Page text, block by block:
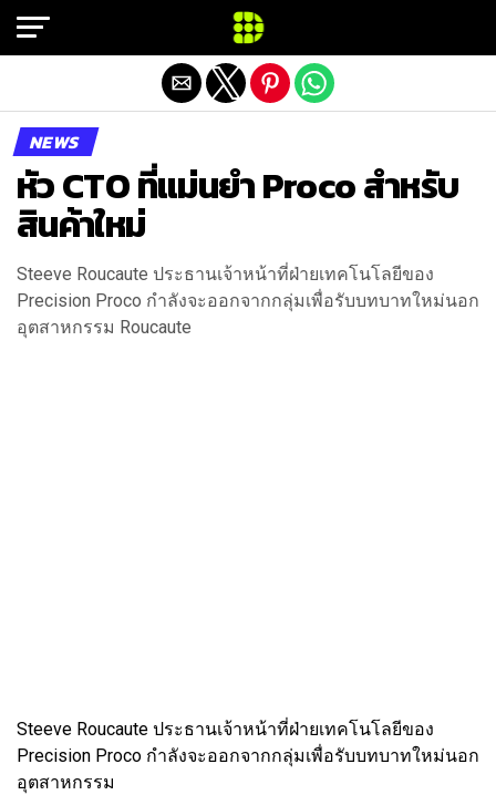
NEWS
หัว CTO ที่แม่นยำ Proco สำหรับ
สินค้าใหม่
Steeve Roucaute ประธานเจ้าหน้าที่ฝ่ายเทคโนโลยีของ
Precision Proco กำลังจะออกจากกลุ่มเพื่อรับบทบาทใหม่นอก
อุตสาหกรรม Roucaute
Steeve Roucaute ประธานเจ้าหน้าที่ฝ่ายเทคโนโลยีของ
Precision Proco กำลังจะออกจากกลุ่มเพื่อรับบทบาทใหม่นอก
อุตสาหกรรม
Exit mobile version